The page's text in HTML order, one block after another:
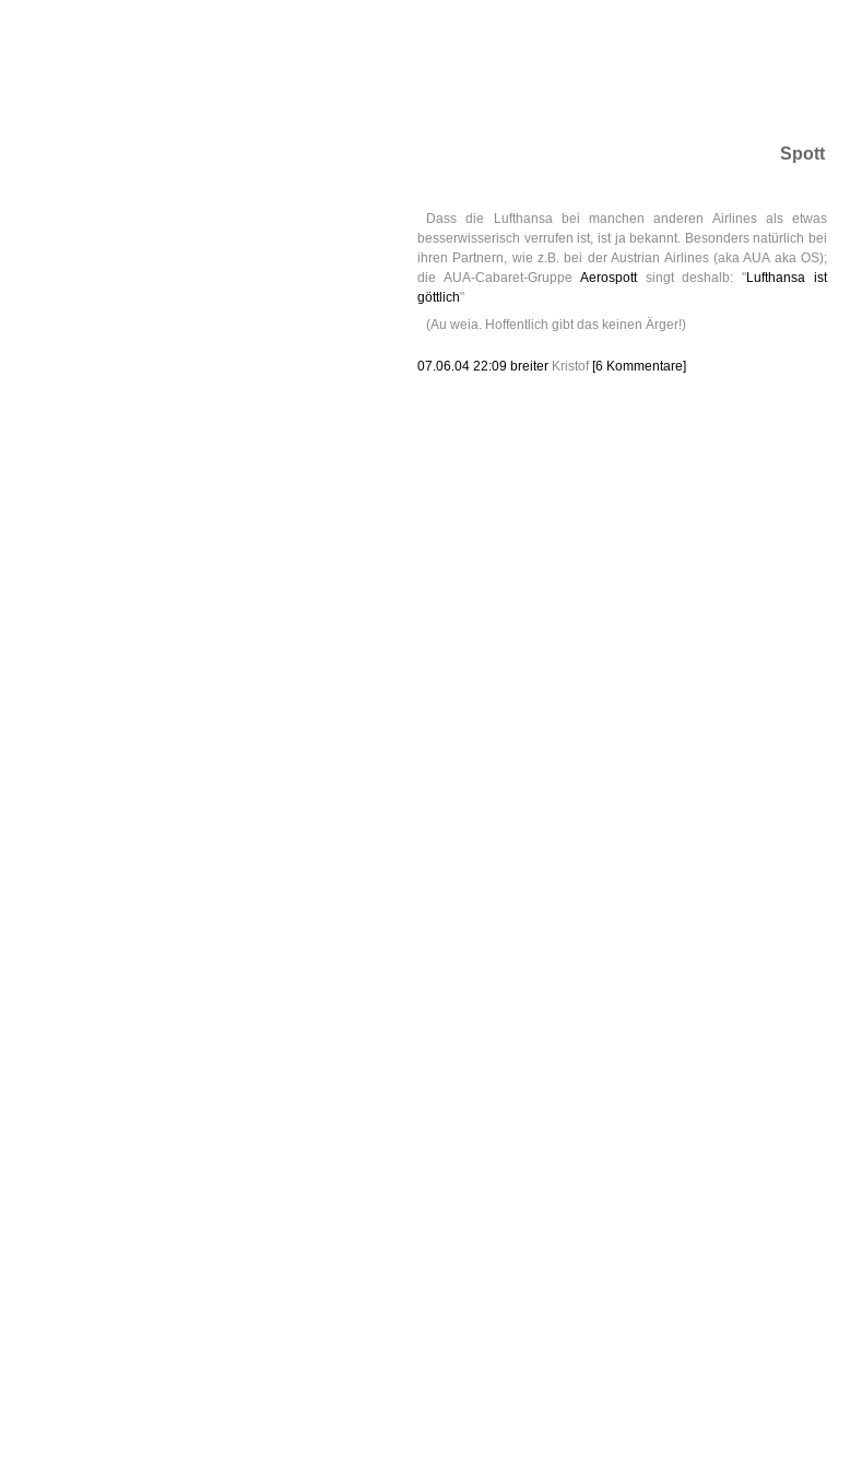
Spott
Dass die Lufthansa bei manchen anderen Airlines als etwas
besserwisserisch verrufen ist, ist ja bekannt. Besonders natürlich bei
ihren Partnern, wie z.B. bei der Austrian Airlines (aka AUA aka OS);
die AUA-Cabaret-Gruppe Aerospottsingt deshalb: "Lufthansa ist
göttlich"
(Au weia. Hoffentlich gibt das keinen Ärger!)
07.06.04 22:09 breiter Kristof [6 Kommentare]